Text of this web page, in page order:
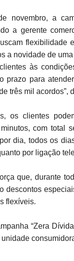
novembro, a
a gerente
flexibilidade
a novidade de
às
prazo para
três mil acordos”,
os clientes
com total
dia, todos os
por ligação
que, durante
descontos
flexíveis.
“Zera